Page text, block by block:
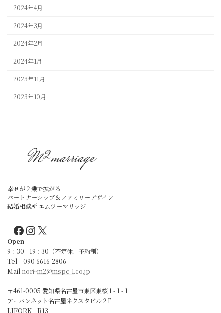
2024年4月
2024年3月
2024年2月
2024年1月
2023年11月
2023年10月
幸せが２乗で拡がる
パートナーシップ＆ファミリーデザイン
結婚相談所 エムツーマリッジ
Facebook
Instagram
X
Open
9：30 - 19：30（不定休、予約制）
Tel 090-6616-2806
Mail noriｰm2@mspc-1.co.jp
〒461-0005 愛知県名古屋市東区東桜 1 - 1 - 1
アーバンネット名古屋ネクスタビル２F
LIFORK R13